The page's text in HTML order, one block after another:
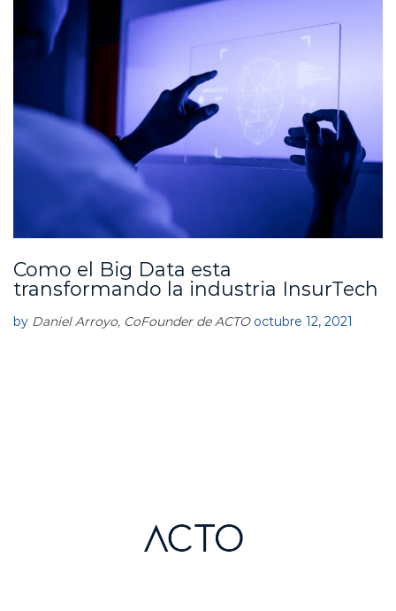
A
C
T
Como el Big Data esta
transformando la industria InsurTech
by Daniel Arroyo, CoFounder de ACTO octubre 12, 2021